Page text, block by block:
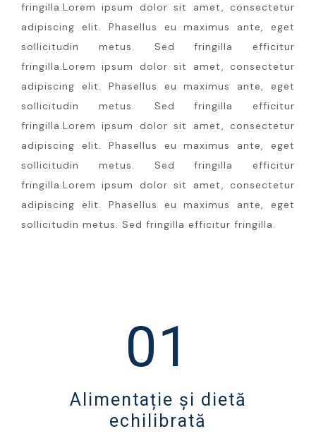
fringilla.Lorem ipsum dolor sit amet, consectetur
adipiscing elit. Phasellus eu maximus ante, eget
sollicitudin metus. Sed fringilla efficitur
fringilla.Lorem ipsum dolor sit amet, consectetur
adipiscing elit. Phasellus eu maximus ante, eget
sollicitudin metus. Sed fringilla efficitur
fringilla.Lorem ipsum dolor sit amet, consectetur
adipiscing elit. Phasellus eu maximus ante, eget
sollicitudin metus. Sed fringilla efficitur
fringilla.Lorem ipsum dolor sit amet, consectetur
adipiscing elit. Phasellus eu maximus ante, eget
sollicitudin metus. Sed fringilla efficitur fringilla.
01
Alimentație și dietă
echilibrată